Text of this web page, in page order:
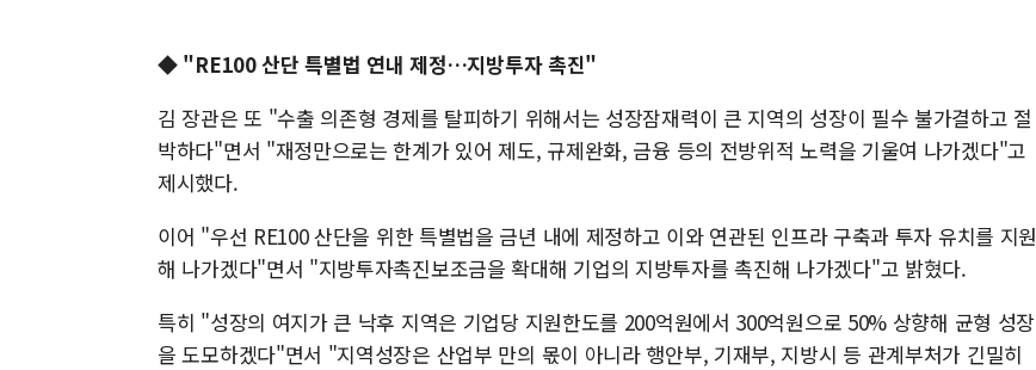
◆ "RE100 산단 특별법 연내 제정…지방투자 촉진"
김 장관은 또 "수출 의존형 경제를 탈피하기 위해서는 성장잠재력이 큰 지역의 성장이 필수 불가결하고 절
박하다"면서 "재정만으로는 한계가 있어 제도, 규제완화, 금융 등의 전방위적 노력을 기울여 나가겠다"고
제시했다.
이어 "우선 RE100 산단을 위한 특별법을 금년 내에 제정하고 이와 연관된 인프라 구축과 투자 유치를 지원
해 나가겠다"면서 "지방투자촉진보조금을 확대해 기업의 지방투자를 촉진해 나가겠다"고 밝혔다.
특히 "성장의 여지가 큰 낙후 지역은 기업당 지원한도를 200억원에서 300억원으로 50% 상향해 균형 성장
을 도모하겠다"면서 "지역성장은 산업부 만의 몫이 아니라 행안부, 기재부, 지방시 등 관계부처가 긴밀히